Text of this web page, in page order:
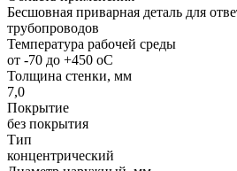
Бесшовная приварная деталь для
трубопроводов
Температура рабочей среды
от -70 до +450 oC
Толщина стенки, мм
7,0
Покрытие
без покрытия
Тип
концентрический